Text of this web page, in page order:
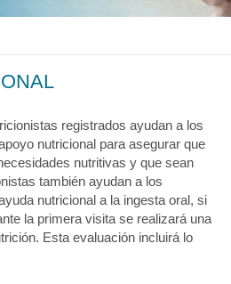
registrados ayudan a los
nutricional para asegurar que
nutritivas y que sean
también ayudan a los
nutricional a la ingesta oral, si
la primera visita se realizará una
Esta evaluación incluirá lo